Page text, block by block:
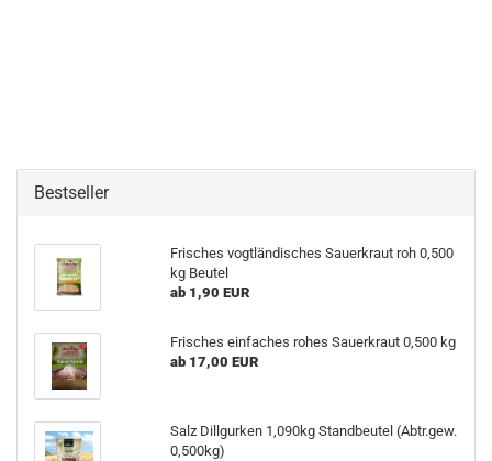
Bestseller
Frisches vogtländisches Sauerkraut roh 0,500
kg Beutel
ab 1,90 EUR
Frisches einfaches rohes Sauerkraut 0,500 kg
ab 17,00 EUR
Salz Dillgurken 1,090kg Standbeutel (Abtr.gew.
0,500kg)